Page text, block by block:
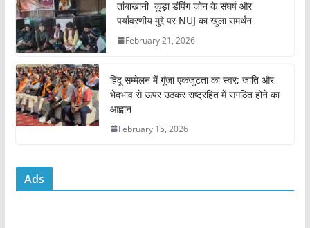
k
तांबाखानी कूड़ा डंपिंग जोन के संघर्ष और
पर्यावरणीय मुद्दे पर NUJ का खुला समर्थन
February 21, 2026
हिंदू सम्मेलन में गूंजा एकजुटता का स्वर; जाति और
भेदभाव से ऊपर उठकर राष्ट्रहित में संगठित होने का
आह्वान
February 15, 2026
Ads